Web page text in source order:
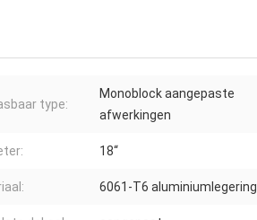
type:
Monoblock aangepaste
afwerkingen
18“
6061-T6 aluminiumlegering